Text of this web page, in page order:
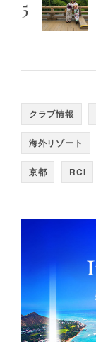
クラブ情報
海外リゾート
京都 RCI